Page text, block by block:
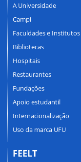
A Universidade
Campi
Faculdades e Institutos
Bibliotecas
Hospitais
Restaurantes
Fundações
Apoio estudantil
Internacionalização
Uso da marca UFU
FEELT